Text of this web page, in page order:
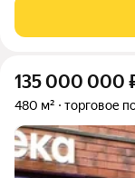
вариантом для
данный момент в
135 000 000
480 м² торговое